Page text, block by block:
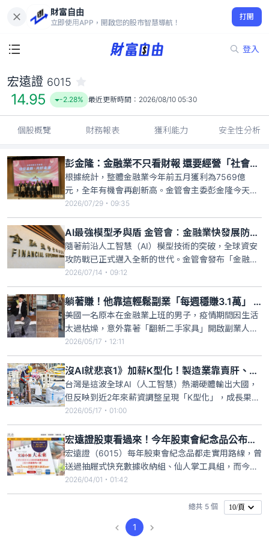
財富自由
立即使用APP，開啟您的股市智慧導航！
打開
登入
14.95
-2.28%
宏遠證 6015
14.95 -2.28% 最近更新時間： 2026/08/10 05:30
個股概覽 財務報表 獲利能力 安全性分析
彭金隆：金融業不只看財報 還要經營「社會信任淨值」
根據統計，整體金融業今年前五月獲利為7569億
元，全年有機會再創新高。金管會主委彭金隆今天
（29日）出席一場論壇，他致詞表示，金管會積極推
動倡議「信任金融」，希望未來金融業在經營上有
「兩份財報」的概念，一份是大家熟悉的「資產負債
表」，另一份是「社會信任的資產負債表」；也就是
說，金融業未來不只要拚財務
2026/07/29・09:35
AI最強模型矛與盾 金管會︰金融業快發展防禦型AI
隨著前沿人工智慧（AI）模型技術的突破，全球資安
攻防戰已正式邁入全新的世代。金管會發布「金融業
應對AI攻擊的挑戰與策略建議」報告，明確點出前沿
模型帶來的資安風險升級，並強烈呼籲金融業在強化
既有資安防護的同時，應積極前瞻規劃「防禦性
AI」，以「AI之盾」全面抵禦「AI之矛」的嚴峻威
脅。
2026/07/14・09:12
躺著賺！他靠這輕鬆副業「每週穩賺3.1萬」 收入竟超過正職
美國一名原本在金融業上班的男子，疫情期間因生活
太過枯燥，意外靠著「翻新二手家具」開啟副業人
生。從完全不懂木工、只靠一罐油漆與舊砂磨機開
始，如今他不但靠副業每週能輕鬆賺進1000美元（約
新台幣3.1萬元）以上，還在社群平台累積數十萬粉
絲，成功把興趣變成穩定收入來源。
2026/05/17・12:11
沒AI就悲哀1》加薪K型化！製造業靠賣肝、房產業遭雙殺
台灣是這波全球AI（人工智慧）熱潮硬體輸出大國，
但反映到近2年來薪資調整呈現「K型化」，成長果實
集中於少數AI硬體龍頭與搭上投資熱潮金融業。而製
造業非經常性薪資成長幅度明顯大過經常性薪資，透
露得靠著「賣肝」來加薪；金融及保險業也是類似狀
況；「不動產業」是最大苦主，且「營建業」因缺
工，推升非經常性薪資
2026/05/17・01:00
宏遠證股東看過來！今年股東會紀念品公布了 延續實用路線
宏遠證（6015）每年股東會紀念品都走實用路線，曾
送過抽屜式快充數據收納組、仙人掌工具組，而今年
股東會紀念品，宏遠證宣布將送「伸縮三合一充電
線」給公司7.1萬名股東。宏遠證今年股東常會將於6
月17日舉行，4月19日至6月17日辦理股票停止過
戶。想領取紀念品的投資人，須於4月15日前買進宏
2026/04/01・01:42
總共 5 個 10/頁
1